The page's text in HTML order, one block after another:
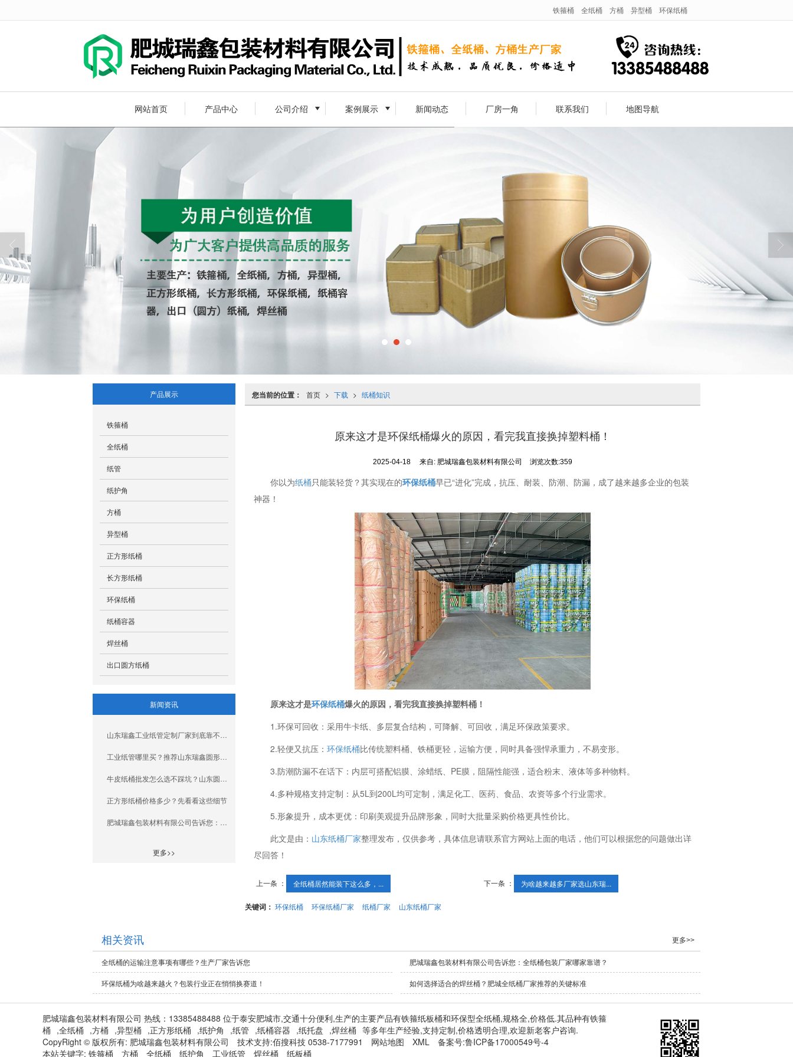
铁箍桶 全纸桶 方桶 异型桶 环保纸桶
网站首页 产品中心 公司介绍 案例展示 新闻动态 厂房一角 联系我们 地图导航
您当前的位置： 首页 > 下载 > 纸桶知识
原来这才是环保纸桶爆火的原因，看完我直接换掉塑料桶！
2025-04-18 来自: 肥城瑞鑫包装材料有限公司 浏览次数:359
你以为纸桶只能装轻货？其实现在的环保纸桶早已“进化”完成，抗压、耐装、防潮、防漏，成了越来越多企业的包装
神器！
原来这才是环保纸桶爆火的原因，看完我直接换掉塑料桶！
1.环保可回收：采用牛卡纸、多层复合结构，可降解、可回收，满足环保政策要求。
2.轻便又抗压： 环保纸桶比传统塑料桶、铁桶更轻，运输方便，同时具备强悍承重力，不易变形。
3.防潮防漏不在话下：内层可搭配铝膜、涂蜡纸、PE膜，阻隔性能强，适合粉末、液体等多种物料。
4.多种规格支持定制：从5L到200L均可定制，满足化工、医药、食品、农资等多个行业需求。
5.形象提升，成本更优：印刷美观提升品牌形象，同时大批量采购价格更具性价比。
此文是由： 山东纸桶厂家整理发布，仅供参考，具体信息请联系官方网站上面的电话，他们可以根据您的问题做出详
尽回答！
上一条 ： 全纸桶居然能装下这么多，... 下一条 ： 为啥越来越多厂家选山东瑞...
关键词： 环保纸桶 环保纸桶厂家 纸桶厂家 山东纸桶厂家
产品展示
铁箍桶
全纸桶
纸管
纸护角
方桶
异型桶
正方形纸桶
长方形纸桶
环保纸桶
纸桶容器
焊丝桶
出口圆方纸桶
新闻资讯
山东瑞鑫工业纸管定制厂家到底靠不靠谱？一文给你讲清楚
工业纸管哪里买？推荐山东瑞鑫圆形纸管厂家
牛皮纸桶批发怎么选不踩坑？山东圆形全纸桶厂家一次讲明白
正方形纸桶价格多少？先看看这些细节
肥城瑞鑫包装材料有限公司告诉您：全纸桶包装厂家哪家靠谱？
更多>>
相关资讯 更多>>
全纸桶的运输注意事项有哪些？生产厂家告诉您 肥城瑞鑫包装材料有限公司告诉您：全纸桶包装厂家哪家靠谱？
​环保纸桶为啥越来越火？包装行业正在悄悄换赛道！ 如何选择适合的焊丝桶？肥城全纸桶厂家推荐的关键标准
肥城瑞鑫包装材料有限公司 热线：13385488488 位于泰安肥城市,交通十分便利,生产的主要产品有铁箍纸板桶和环保型全纸桶,规格全,价格低.其品种有铁箍
桶 ,全纸桶 ,方桶 ,异型桶 ,正方形纸桶 ,纸护角 ,纸管 ,纸桶容器 ,纸托盘 ,焊丝桶 等多年生产经验,支持定制,价格透明合理,欢迎新老客户咨询.
CopyRight © 版权所有: 肥城瑞鑫包装材料有限公司 技术支持:佰搜科技 0538-7177991 网站地图 XML 备案号:鲁ICP备17000549号-4
本站关键字: 铁箍桶 方桶 全纸桶 纸护角 工业纸管 焊丝桶 纸板桶